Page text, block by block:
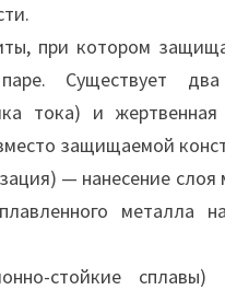
при котором
Существует
тока) и
защищаемой
— нанесение
металла
стойкие